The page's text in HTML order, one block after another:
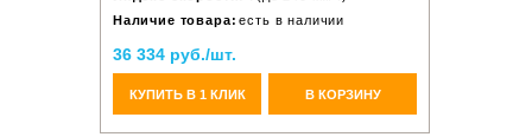
Наличие товара: есть в наличии
36 334 руб./шт.
КУПИТЬ В 1 КЛИК В КОРЗИНУ